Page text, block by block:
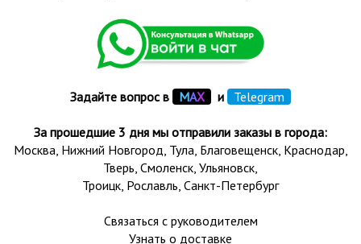
Задайте вопрос в МАХ и Telegram
За прошедшие 3 дня мы отправили заказы в города:
Москва, Нижний Новгород, Тула, Благовещенск, Краснодар,
Тверь Смоленск Ульяновск
Троицк, Рославль , Санкт-Петербург
Связаться с руководителем
Узнать о доставке